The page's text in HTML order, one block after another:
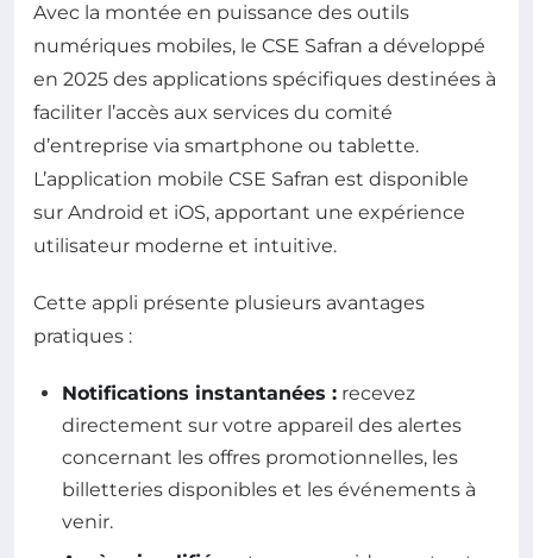
Avec la montée en puissance des outils
numériques mobiles, le CSE Safran a développé
en 2025 des applications spécifiques destinées à
faciliter l’accès aux services du comité
d’entreprise via smartphone ou tablette.
L’application mobile CSE Safran est disponible
sur Android et iOS, apportant une expérience
utilisateur moderne et intuitive.
Cette appli présente plusieurs avantages
pratiques :
Notifications instantanées : recevez
directement sur votre appareil des alertes
concernant les offres promotionnelles, les
billetteries disponibles et les événements à
venir.